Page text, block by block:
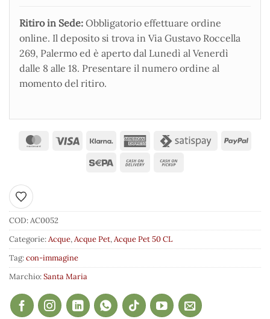
Ritiro in Sede: Obbligatorio effettuare ordine
online. Il deposito si trova in Via Gustavo Roccella
269, Palermo ed è aperto dal Lunedì al Venerdì
dalle 8 alle 18. Presentare il numero ordine al
momento del ritiro.
Aggiungi ai preferiti
COD:AC0052
Categorie:Acque,Acque Pet,Acque Pet 50 CL
Tag:con-immagine
Marchio:Santa Maria